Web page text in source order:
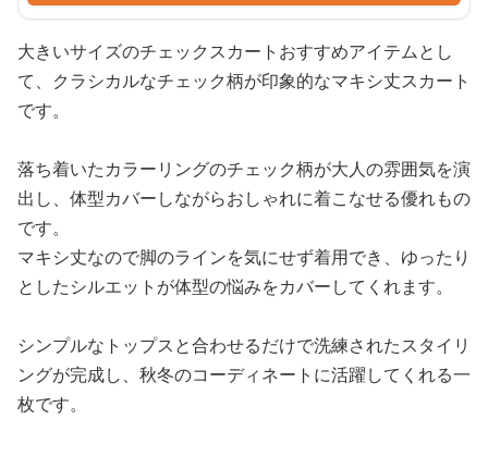
大きいサイズのチェックスカートおすすめアイテムとし
て、クラシカルなチェック柄が印象的なマキシ丈スカート
です。
落ち着いたカラーリングのチェック柄が大人の雰囲気を演
出し、体型カバーしながらおしゃれに着こなせる優れもの
です。
マキシ丈なので脚のラインを気にせず着用でき、ゆったり
としたシルエットが体型の悩みをカバーしてくれます。
シンプルなトップスと合わせるだけで洗練されたスタイリ
ングが完成し、秋冬のコーディネートに活躍してくれる一
枚です。